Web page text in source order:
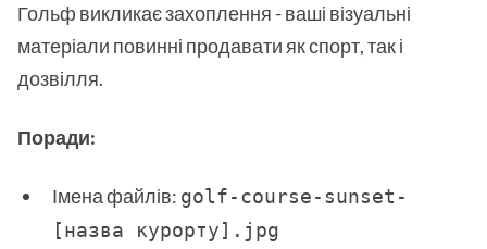
Гольф викликає захоплення - ваші візуальні
матеріали повинні продавати як спорт, так і
дозвілля.
Поради:
Імена файлів: golf-course-sunset-
[назва курорту].jpg